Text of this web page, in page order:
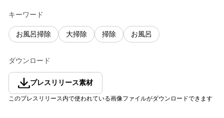
キーワード
お風呂掃除 大掃除 掃除 お風呂
ダウンロード
プレスリリース素材
このプレスリリース内で使われている画像ファイルがダウンロードできます